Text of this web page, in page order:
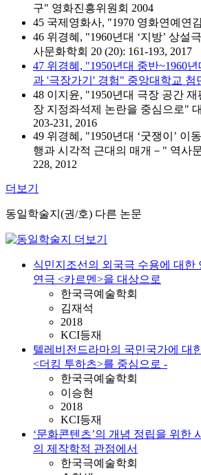
구" 영화진흥위원회 2004
45 국제영화사, "1970 영화연예연
46 위경혜, "1960년대 ‘지방’ 상설
사문화학회 20 (20): 161-193, 2017
47 위경혜, "1950년대 중반~1960
과 '극장가기' 경험" 중앙대학교 첨
48 이지윤, "1950년대 극장 공간
장 지정좌석제 논란을 중심으로"
203-231, 2016
49 위경혜, "1950년대 ‘굿쟁이’ 이
행과 시각적 근대의 매개－" 역사
228, 2012
더보기
동일학술지(권/호) 다른 논문
식민지조선의 외국극 수용에 대한
연극 <카르멘>을 대상으로
한국극예술학회
김재석
2018
KCI등재
텔레비전드라마의 국민국가에 대
<더킹 투하츠>를 중심으로 -
한국극예술학회
이승현
2018
KCI등재
‘문화콘텐츠’의 개념 정립을 위한
의 제작학적 관점에서
한국극예술학회